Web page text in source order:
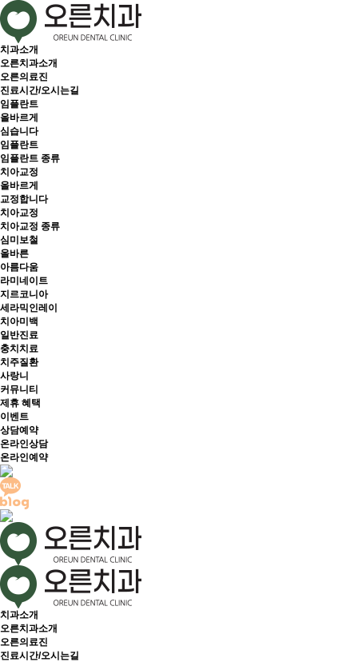
치과소개
오른치과소개
오른의료진
진료시간/오시는길
임플란트
올바르게
심습니다
임플란트
임플란트 종류
치아교정
올바르게
교정합니다
치아교정
치아교정 종류
심미보철
올바른
아름다움
라미네이트
지르코니아
세라믹인레이
치아미백
일반진료
충치치료
치주질환
사랑니
커뮤니티
제휴 혜택
이벤트
상담예약
온라인상담
온라인예약
치과소개
오른치과소개
오른의료진
진료시간/오시는길